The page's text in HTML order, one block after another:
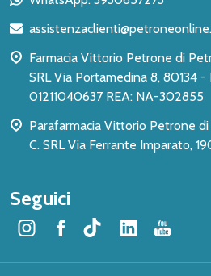
pagina
Farmacia Vittorio Petrone di
SRL Via Portamedina 8, 80134 - Napoli NA P.IVA:
01211040637 REA: NA-302855
Parafarmacia Vittorio Petrone
C. SRL Via Ferrante Imparato,
Seguici